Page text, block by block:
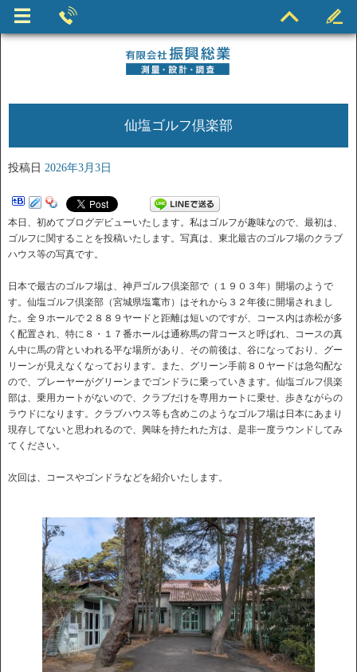
仙塩ゴルフ倶楽部
投稿日 2026年3月3日
本日、初めてブログデビューいたします。私はゴルフが趣味なので、最初は、
ゴルフに関することを投稿いたします。写真は、東北最古のゴルフ場のクラブ
ハウス等の写真です。
日本で最古のゴルフ場は、神戸ゴルフ倶楽部で（１９０３年）開場のようで
す。仙塩ゴルフ倶楽部（宮城県塩竃市）はそれから３２年後に開場されまし
た。全９ホールで２８８９ヤードと距離は短いのですが、コース内は赤松が多
く配置され、特に８・１７番ホールは通称馬の背コースと呼ばれ、コースの真
ん中に馬の背といわれる平な場所があり、その前後は、谷になっており、グー
リーンが見えなくなっております。また、グリーン手前８０ヤードは急勾配な
ので、プレーヤーがグリーンまでゴンドラに乗っていきます。仙塩ゴルフ倶楽
部は、乗用カートがないので、クラブだけを専用カートに乗せ、歩きながらの
ラウドになります。クラブハウス等も含めこのようなゴルフ場は日本にあまり
現存してないと思われるので、興味を持たれた方は、是非一度ラウンドしてみ
てください。
次回は、コースやゴンドラなどを紹介いたします。